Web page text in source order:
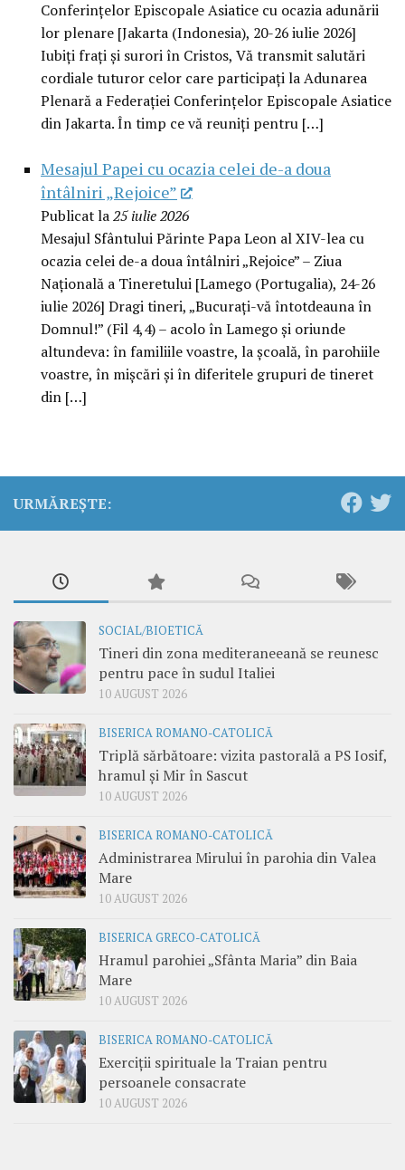
Conferințelor Episcopale Asiatice cu ocazia adunării
lor plenare [Jakarta (Indonesia), 20-26 iulie 2026]
Iubiți frați și surori în Cristos, Vă transmit salutări
cordiale tuturor celor care participați la Adunarea
Plenară a Federației Conferințelor Episcopale Asiatice
din Jakarta. În timp ce vă reuniți pentru […]
Mesajul Papei cu ocazia celei de-a doua
întâlniri „Rejoice”
Publicat la25 iulie 2026
Mesajul Sfântului Părinte Papa Leon al XIV-lea cu
ocazia celei de-a doua întâlniri „Rejoice” – Ziua
Națională a Tineretului [Lamego (Portugalia), 24-26
iulie 2026] Dragi tineri, „Bucurați-vă întotdeauna în
Domnul!” (Fil 4,4) – acolo în Lamego și oriunde
altundeva: în familiile voastre, la școală, în parohiile
voastre, în mișcări și în diferitele grupuri de tineret
din […]
URMĂREȘTE:
SOCIAL/BIOETICĂ
Tineri din zona mediteraneeană se reunesc
pentru pace în sudul Italiei
10 AUGUST 2026
BISERICA ROMANO-CATOLICĂ
Triplă sărbătoare: vizita pastorală a PS Iosif,
hramul și Mir în Sascut
10 AUGUST 2026
BISERICA ROMANO-CATOLICĂ
Administrarea Mirului în parohia din Valea
Mare
10 AUGUST 2026
BISERICA GRECO-CATOLICĂ
Hramul parohiei „Sfânta Maria” din Baia
Mare
10 AUGUST 2026
BISERICA ROMANO-CATOLICĂ
Exerciții spirituale la Traian pentru
persoanele consacrate
10 AUGUST 2026